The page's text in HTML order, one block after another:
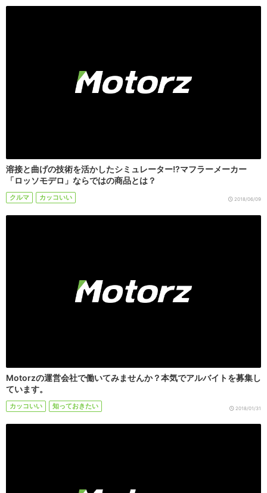
溶接と曲げの技術を活かしたシミュレーター!?マフラーメーカー
「ロッソモデロ」ならではの商品とは？
クルマ カッコいい 2018/06/09
Motorzの運営会社で働いてみませんか？本気でアルバイトを募集し
ています。
カッコいい 知っておきたい 2018/01/31